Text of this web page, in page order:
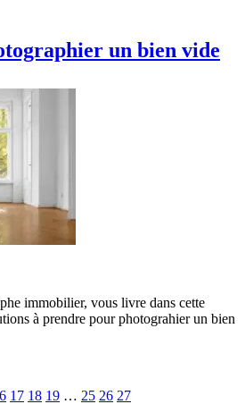
un bien vide
immobilier, vous livre dans cette
à prendre pour photograhier un bien
17 18 19 … 25 26 27